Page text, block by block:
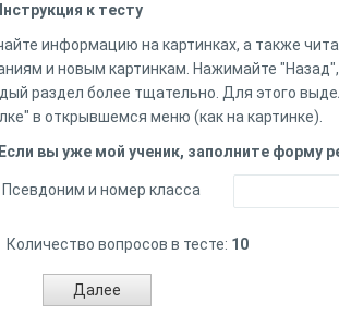
к тесту
информацию на картинках, а также
и новым картинкам. Нажимайте
раздел более тщательно. Для этого
в открывшемся меню (как на картинке).
Если вы уже мой ученик, заполните форму
Псевдоним и номер класса
Количество вопросов в тесте: 10